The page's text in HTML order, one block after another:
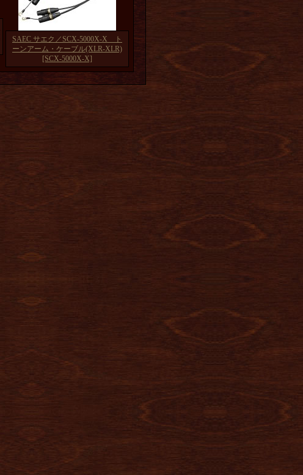
SAEC サエク／SCX-5000X-X ト
ーンアーム・ケーブル(XLR-XLR)
[SCX-5000X-X]